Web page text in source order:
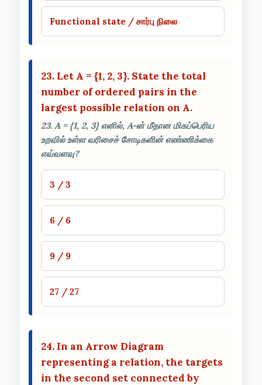
Functional state / சார்பு நிலை
23. Let A = {1, 2, 3}. State the total
number of ordered pairs in the
largest possible relation on A.
23. A = {1, 2, 3} எனில், A-ன் மீதான மிகப்பெரிய
உறவில் உள்ள வரிசைச் சோடிகளின் எண்ணிக்கை
எவ்வளவு?
3 / 3
6 / 6
9 / 9
27 / 27
24. In an Arrow Diagram
representing a relation, the targets
in the second set connected by